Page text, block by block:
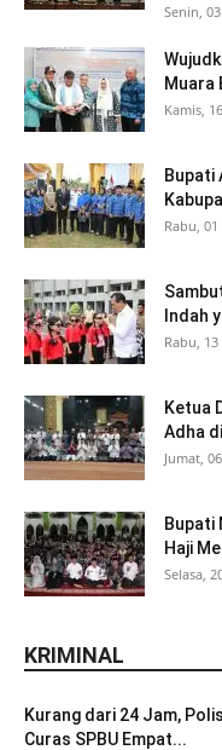
Senin,
Muara
Kamis,
Bupati
Rabu,
Indah
Rabu,
Ketua
Adha
Jumat,
Bupati
Haji
Selasa,
KRIMINAL
Kurang dari 24 Jam,
Curas SPBU Empat...